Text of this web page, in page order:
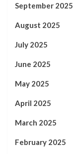
September 2025
August 2025
July 2025
June 2025
May 2025
April 2025
March 2025
February 2025